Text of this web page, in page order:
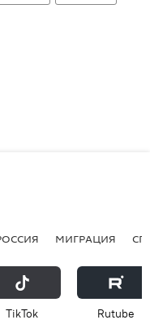
МИГРАЦИЯ
ТikТоk Rutube